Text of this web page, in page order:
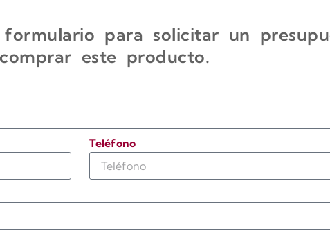
para solicitar un
este producto.
Teléfono